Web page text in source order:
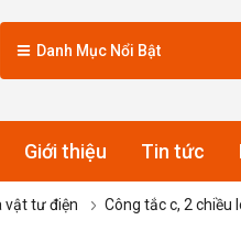
Danh Mục Nổi Bật
Giới thiệu Tin tức
vật tư điện Công tắc c, 2 chiều